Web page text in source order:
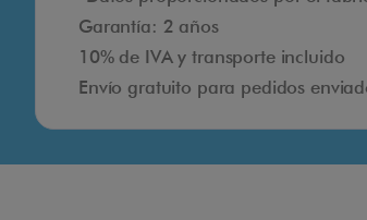
Garantía: 2 años
10% de IVA y transporte incluido
Envío gratuito para pedidos